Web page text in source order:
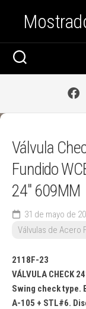
Válvula
Fundido
24″ 609MM
31 de mayo de
Válvulas de Acero
2118F-23
VÁLVULA CHECK
Swing check type.
A-105 + STL#6.